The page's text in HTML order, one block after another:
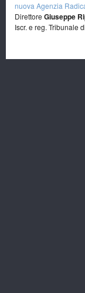
nuova Agenzia
Direttore Giuseppe
Iscr. e reg. Tribunale